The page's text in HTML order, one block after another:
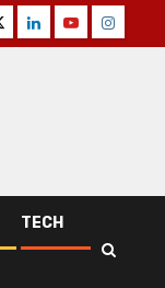
LinkedinYoutube
TECH